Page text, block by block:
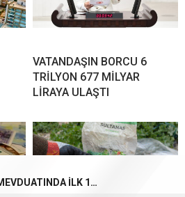
‘AKP, Mersinli Üzüm Üreticisine “Bağını Sök, Toprağını Terk Et” Diyor!’
VATANDAŞIN BORCU 6
TRİLYON 677 MİLYAR
LİRAYA ULAŞTI
MERSİN DÖVİZ MEVDUATINDA İLK 10’DA